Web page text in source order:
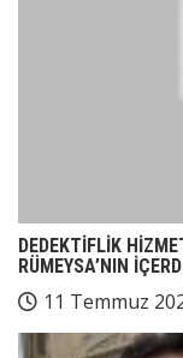
DEDEKTİFLİK
RÜMEYSA’NIN
11 Temmuz